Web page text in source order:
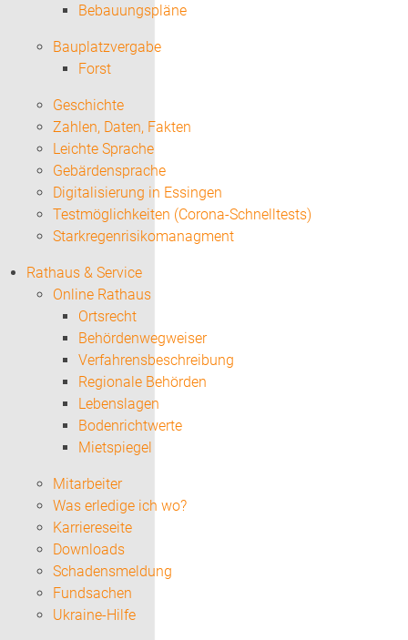
Bebauungspläne
Bauplatzvergabe
Forst
Geschichte
Zahlen, Daten, Fakten
Leichte Sprache
Gebärdensprache
Digitalisierung in Essingen
Testmöglichkeiten (Corona-Schnelltests)
Starkregenrisikomanagment
Rathaus & Service
Online Rathaus
Ortsrecht
Behördenwegweiser
Verfahrensbeschreibung
Regionale Behörden
Lebenslagen
Bodenrichtwerte
Mietspiegel
Mitarbeiter
Was erledige ich wo?
Karriereseite
Downloads
Schadensmeldung
Fundsachen
Ukraine-Hilfe